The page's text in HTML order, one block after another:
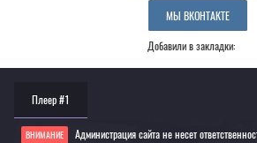
МЫ ВКОНТАКТЕ
Добавили в закладки:
Плеер #1
ВНИМАНИЕ Администрация сайта не несет